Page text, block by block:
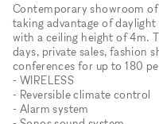
Contemporary showroom
taking advantage of
with a ceiling height of 4m.
days, private sales, fashion
conferences for up to 180
- WIRELESS
- Reversible climate control
- Alarm system